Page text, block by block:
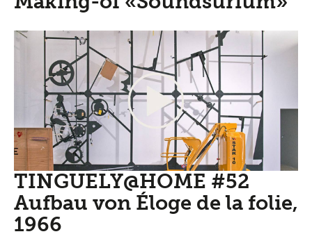
TINGUELY@HOME #52
Aufbau von Éloge de la folie,
1966